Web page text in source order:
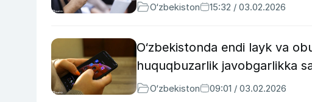
O‘zbekiston 15:32 / 03.02.2026
O‘zbekistonda endi layk va
huquqbuzarlik javobgarlikka
O‘zbekiston 09:01 / 03.02.2026